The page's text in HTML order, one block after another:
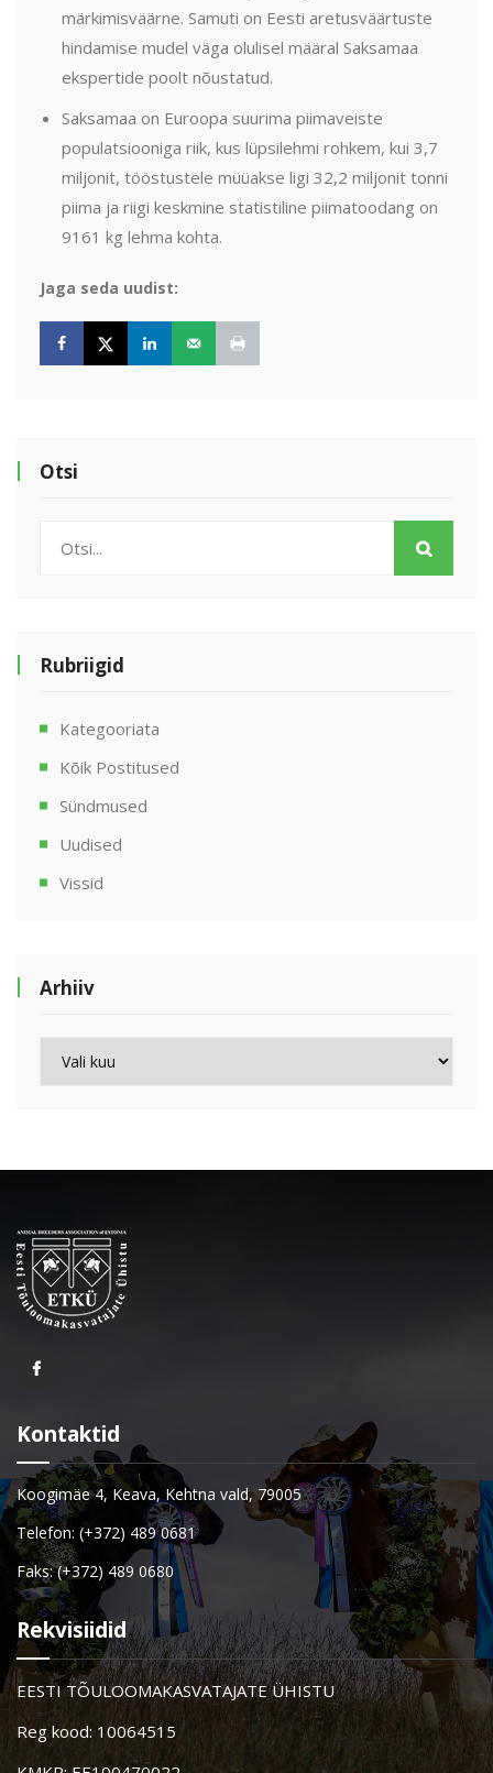
märkimisväärne. Samuti on Eesti aretusväärtuste
hindamise mudel väga olulisel määral Saksamaa
ekspertide poolt nõustatud.
Saksamaa on Euroopa suurima piimaveiste
populatsiooniga riik, kus lüpsilehmi rohkem, kui 3,7
miljonit, tööstustele müüakse ligi 32,2 miljonit tonni
piima ja riigi keskmine statistiline piimatoodang on
9161 kg lehma kohta.
Jaga seda uudist:
Otsi
Rubriigid
Kategooriata
Kõik Postitused
Sündmused
Uudised
Vissid
Arhiiv
Kontaktid
Koogimäe 4, Keava, Kehtna vald, 79005
Telefon: (+372) 489 0681
Faks: (+372) 489 0680
Rekvisiidid
EESTI TÕULOOMAKASVATAJATE ÜHISTU
Reg kood: 10064515